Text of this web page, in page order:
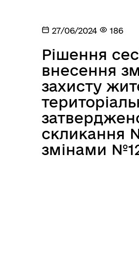
Герої не вмирають
27/06/2024 186
Рішення
внесення
захисту
скликання
змінами